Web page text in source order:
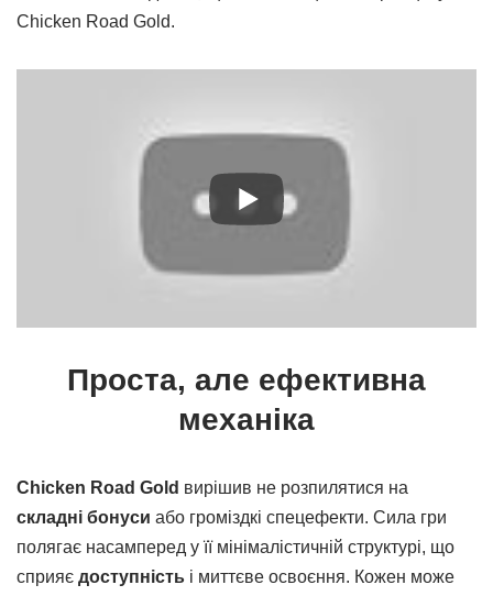
Chicken Road Gold.
Проста, але ефективна
механіка
Chicken Road Gold вирішив не розпилятися на
складні бонуси або громіздкі спецефекти. Сила гри
полягає насамперед у її мінімалістичній структурі, що
сприяє доступність і миттєве освоєння. Кожен може